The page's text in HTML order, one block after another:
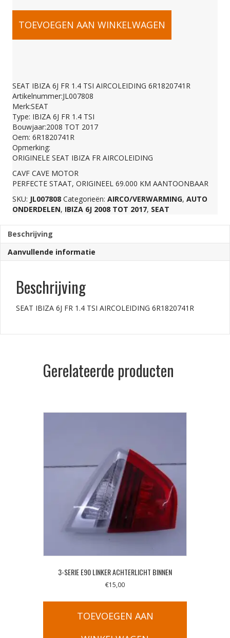
SEAT
6J
FR
1.4
TSI
AIRCOLEIDING
6R1820741R
aantal
TOEVOEGEN AAN WINKELWAGEN
SEAT IBIZA 6J FR 1.4 TSI AIRCOLEIDING 6R1820741R
Artikelnummer:JL007808
Merk:SEAT
Type: IBIZA 6J FR 1.4 TSI
Bouwjaar:2008 TOT 2017
Oem: 6R1820741R
Opmerking:
ORIGINELE SEAT IBIZA FR AIRCOLEIDING
CAVF CAVE MOTOR
PERFECTE STAAT, ORIGINEEL 69.000 KM AANTOONBAAR
SKU: JL007808 Categorieën: AIRCO/VERWARMING, AUTO
ONDERDELEN, IBIZA 6J 2008 TOT 2017, SEAT
Beschrijving
Aanvullende informatie
Beschrijving
SEAT IBIZA 6J FR 1.4 TSI AIRCOLEIDING 6R1820741R
Gerelateerde producten
3-SERIE E90 LINKER ACHTERLICHT BINNEN
€15,00
TOEVOEGEN AAN